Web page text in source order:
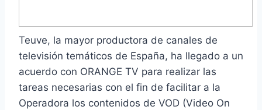
Teuve, la mayor productora de canales de
televisión temáticos de España, ha llegado a un
acuerdo con ORANGE TV para realizar las
tareas necesarias con el fin de facilitar a la
Operadora los contenidos de VOD (Video On